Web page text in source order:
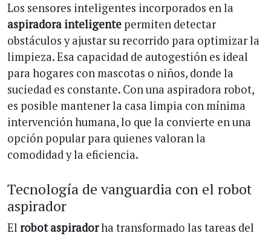
Los sensores inteligentes incorporados en la
aspiradora inteligente permiten detectar
obstáculos y ajustar su recorrido para optimizar la
limpieza. Esa capacidad de autogestión es ideal
para hogares con mascotas o niños, donde la
suciedad es constante. Con una aspiradora robot,
es posible mantener la casa limpia con mínima
intervención humana, lo que la convierte en una
opción popular para quienes valoran la
comodidad y la eficiencia.
Tecnología de vanguardia con el robot
aspirador
El robot aspiradorha transformado las tareas del